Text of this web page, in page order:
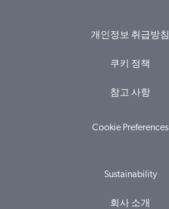
개인정보 취급방침
쿠키 정책
참고 사항
Cookie Preferences
Sustainability
회사 소개